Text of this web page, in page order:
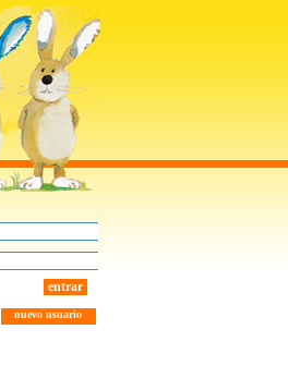
entrar
nuevo usuario